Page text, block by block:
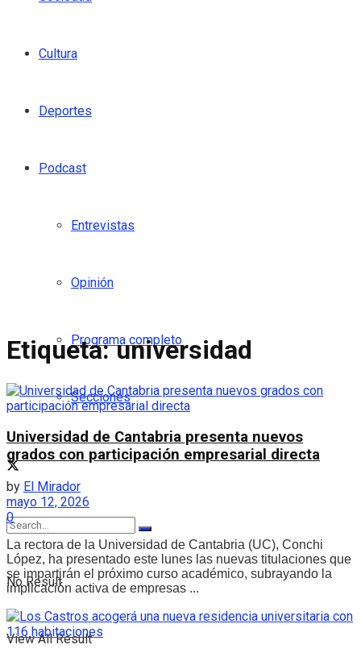
Cultura
Deportes
Podcast
Entrevistas
Opinión
Programa completo
Secciones
No Result
View All Result
Etiqueta:universidad
Universidad de Cantabria presenta nuevos
grados con participación empresarial directa
by El Mirador
mayo 12, 2026
0
La rectora de la Universidad de Cantabria (UC), Conchi
López, ha presentado este lunes las nuevas titulaciones que
se impartirán el próximo curso académico, subrayando la
implicación activa de empresas ...